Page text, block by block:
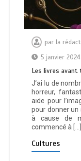
par la
5 janvier 2024
Les livres avant
J’ai lu de
horreur,
aide pour
pour donner un
à cause de
commencé à […]
Cultures